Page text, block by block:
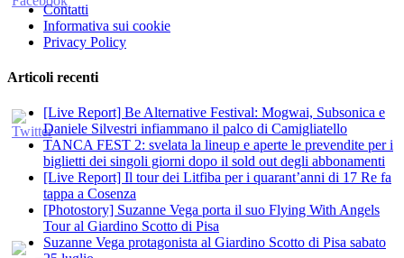
Contatti
Informativa sui cookie
Privacy Policy
Articoli recenti
[Live Report] Be Alternative Festival: Mogwai, Subsonica e
Daniele Silvestri infiammano il palco di Camigliatello
TANCA FEST 2: svelata la lineup e aperte le prevendite per i
biglietti dei singoli giorni dopo il sold out degli abbonamenti
[Live Report] Il tour dei Litfiba per i quarant’anni di 17 Re fa
tappa a Cosenza
[Photostory] Suzanne Vega porta il suo Flying With Angels
Tour al Giardino Scotto di Pisa
Suzanne Vega protagonista al Giardino Scotto di Pisa sabato